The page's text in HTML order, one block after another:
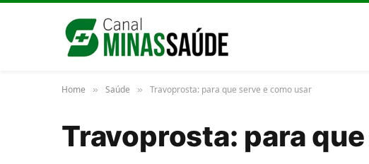
Home » Saúde » Travoprosta: para que serve e como usar
Travoprosta: para